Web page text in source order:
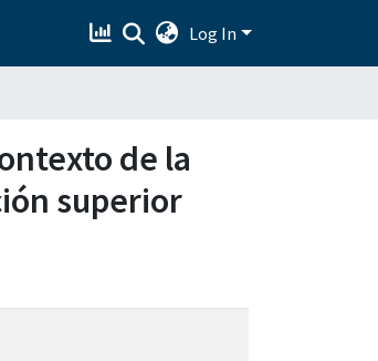
Log In
de la
superior